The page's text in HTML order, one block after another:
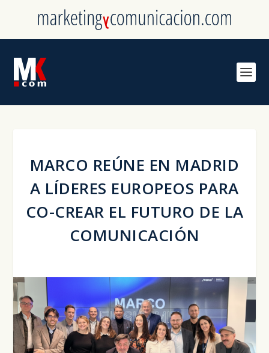
MARCO REÚNE EN MADRID
A LÍDERES EUROPEOS PARA
CO-CREAR EL FUTURO DE LA
COMUNICACIÓN